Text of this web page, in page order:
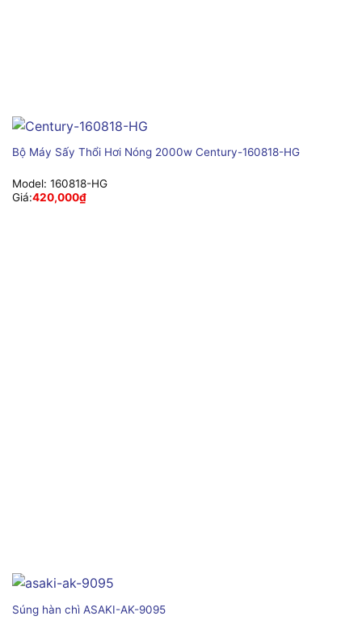
Bộ Máy Sấy Thổi Hơi Nóng 2000w Century-160818-HG
Model: 160818-HG
Giá:420,000₫
Súng hàn chì ASAKI-AK-9095